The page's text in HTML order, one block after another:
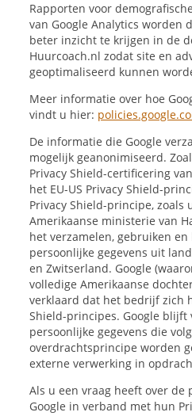
Rapporten voor
van Google Analytics worden
beter inzicht te krijgen in de
Huurcoach.nl zodat site en
geoptimaliseerd kunnen
Meer informatie over hoe
vindt u hier:
De informatie die Google
mogelijk geanonimiseerd.
Privacy Shield-certificering
het EU-US Privacy Shield-
Privacy Shield-principe, zoals
Amerikaanse ministerie van
het verzamelen, gebruiken en
persoonlijke gegevens uit
en Zwitserland. Google
volledige Amerikaanse
verklaard dat het bedrijf zich
Shield-principes. Google
persoonlijke gegevens die
overdrachtsprincipe worden
externe verwerking in
Als u een vraag heeft over de
Google in verband met hun